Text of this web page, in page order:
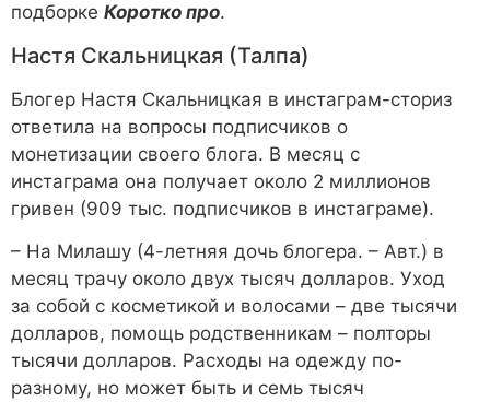
подборке Коротко про.
Настя Скальницкая (Талпа)
Блогер Настя Скальницкая в инстаграм-сториз
ответила на вопросы подписчиков о
монетизации своего блога. В месяц с
инстаграма она получает около 2 миллионов
гривен (909 тыс. подписчиков в инстаграме).
– На Милашу (4-летняя дочь блогера. – Авт.) в
месяц трачу около двух тысяч долларов. Уход
за собой с косметикой и волосами – две тысячи
долларов, помощь родственникам – полторы
тысячи долларов. Расходы на одежду по-
разному, но может быть и семь тысяч